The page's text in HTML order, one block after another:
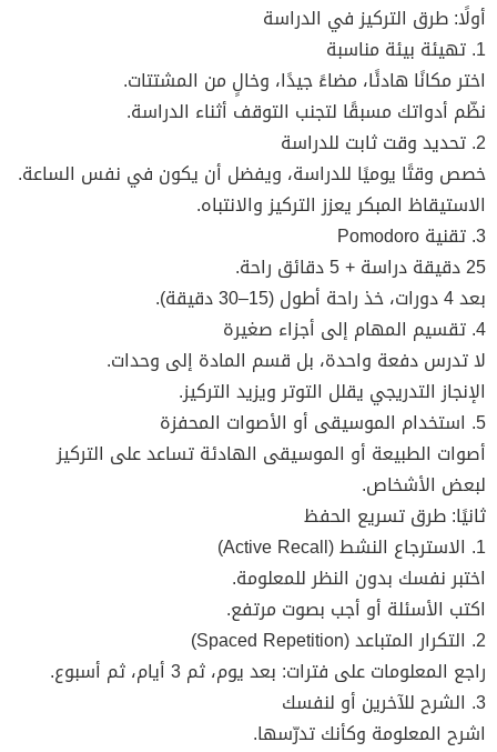
أولًا: طرق التركيز في الدراسة
1. تهيئة بيئة مناسبة
اختر مكانًا هادئًا، مضاءً جيدًا، وخالٍ من المشتتات.
نظّم أدواتك مسبقًا لتجنب التوقف أثناء الدراسة.
2. تحديد وقت ثابت للدراسة
خصص وقتًا يوميًا للدراسة، ويفضل أن يكون في نفس الساعة.
الاستيقاظ المبكر يعزز التركيز والانتباه.
3. تقنية Pomodoro
25 دقيقة دراسة + 5 دقائق راحة.
بعد 4 دورات، خذ راحة أطول (15–30 دقيقة).
4. تقسيم المهام إلى أجزاء صغيرة
لا تدرس دفعة واحدة، بل قسم المادة إلى وحدات.
الإنجاز التدريجي يقلل التوتر ويزيد التركيز.
5. استخدام الموسيقى أو الأصوات المحفزة
أصوات الطبيعة أو الموسيقى الهادئة تساعد على التركيز
لبعض الأشخاص.
ثانيًا: طرق تسريع الحفظ
1. الاسترجاع النشط (Active Recall)
اختبر نفسك بدون النظر للمعلومة.
اكتب الأسئلة أو أجب بصوت مرتفع.
2. التكرار المتباعد (Spaced Repetition)
راجع المعلومات على فترات: بعد يوم، ثم 3 أيام، ثم أسبوع.
3. الشرح للآخرين أو لنفسك
اشرح المعلومة وكأنك تدرّسها.